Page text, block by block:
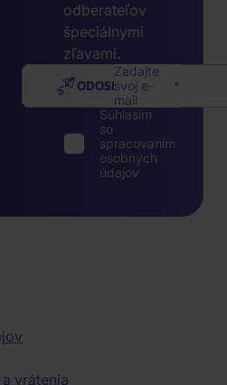
odberateľov
špeciálnymi
zľavami.
Zadajte
svoj e-
mail
ODOSLAŤ
Súhlasím
so
spracovaním
osobných
údajov
vrátenia